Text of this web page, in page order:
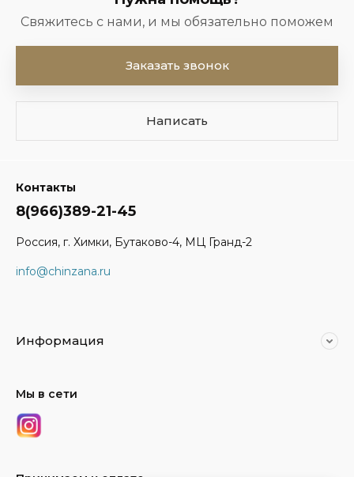
Свяжитесь с нами, и мы обязательно поможем
Заказать звонок
Написать
Контакты
8(966)389-21-45
Россия, г. Химки, Бутаково-4, МЦ Гранд-2
info@chinzana.ru
Информация
Мы в сети